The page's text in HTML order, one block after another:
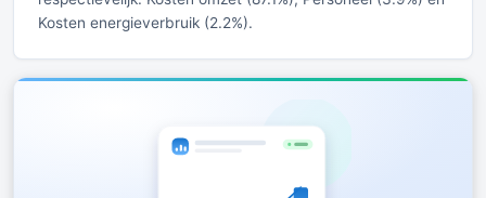
Kosten energieverbruik (2.2%).